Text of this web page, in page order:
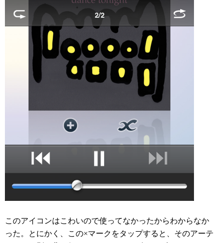
このアイコンはこわいので使ってなかったからわからなか
った。とにかく、この×マークをタップすると、そのアーテ